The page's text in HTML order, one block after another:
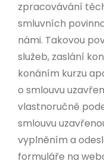
zpracovávání
smluvních
námi. Takovou
služeb, zaslání
konáním kurzu
o smlouvu
vlastnoručně
smlouvu
vyplněním a
formuláře na